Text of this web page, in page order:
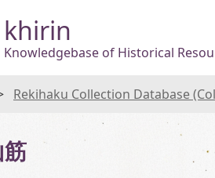
khirin
Knowledgebase of Historical
Rekihaku Collection Database